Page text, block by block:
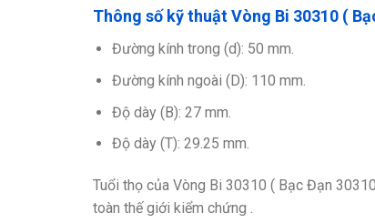
Thông số kỹ thuật Vòng Bi 30310 (
Đường kính trong (d): 50 mm.
Đường kính ngoài (D): 110 mm.
Độ dày (B): 27 mm.
Độ dày (T): 29.25 mm.
Tuổi thọ của Vòng Bi 30310 ( Bạc Đạn
toàn thế giới kiểm chứng .